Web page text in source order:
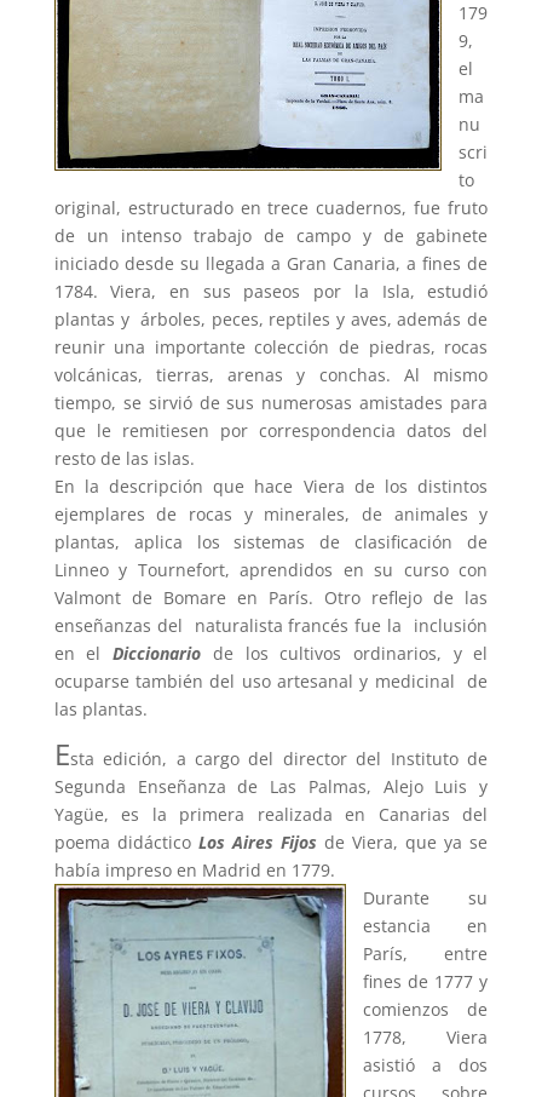
179
9,
el
ma
nu
scri
to
original, estructurado en trece cuadernos, fue fruto
de un intenso trabajo de campo y de gabinete
iniciado desde su llegada a Gran Canaria, a fines de
1784. Viera, en sus paseos por la Isla, estudió
plantas y árboles, peces, reptiles y aves, además de
reunir una importante colección de piedras, rocas
volcánicas, tierras, arenas y conchas. Al mismo
tiempo, se sirvió de sus numerosas amistades para
que le remitiesen por correspondencia datos del
resto de las islas.
En la descripción que hace Viera de los distintos
ejemplares de rocas y minerales, de animales y
plantas, aplica los sistemas de clasificación de
Linneo y Tournefort, aprendidos en su curso con
Valmont de Bomare en París. Otro reflejo de las
enseñanzas del naturalista francés fue la inclusión
en elDiccionario de los cultivos ordinarios, y el
ocuparse también del uso artesanal y medicinal de
las plantas.
Esta edición, a cargo del director del Instituto de
Segunda Enseñanza de Las Palmas, Alejo Luis y
Yagüe, es la primera realizada en Canarias del
poema didáctico Los Aires Fijosde Viera, que ya se
había impreso en Madrid en 1779.
Durante su
estancia en
París, entre
fines de 1777 y
comienzos de
1778, Viera
asistió a dos